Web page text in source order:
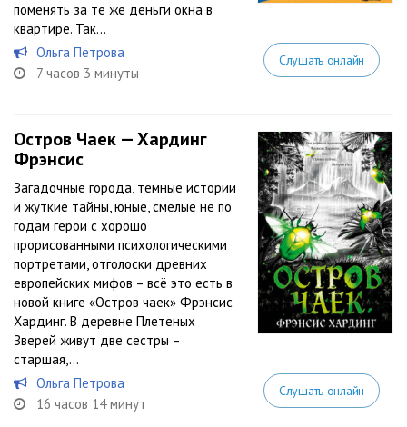
поменять за те же деньги окна в
квартире. Так...
Ольга Петрова
7 часов 3 минуты
Слушать онлайн
Остров Чаек — Хардинг
Фрэнсис
Загадочные города, темные истории
и жуткие тайны, юные, смелые не по
годам герои с хорошо
прорисованными психологическими
портретами, отголоски древних
европейских мифов – всё это есть в
новой книге «Остров чаек» Фрэнсис
Хардинг. В деревне Плетеных
Зверей живут две сестры –
старшая,...
Ольга Петрова
16 часов 14 минут
Слушать онлайн